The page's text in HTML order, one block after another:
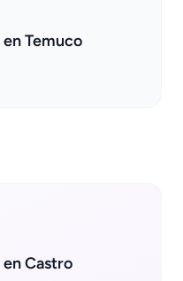
Temuco
Castro